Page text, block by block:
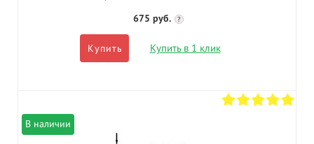
675 руб. ?
Купить Купить в 1 клик
В наличии